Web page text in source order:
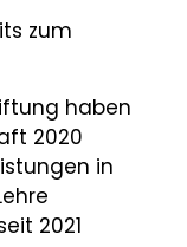
zum
haben
2020
in
2021